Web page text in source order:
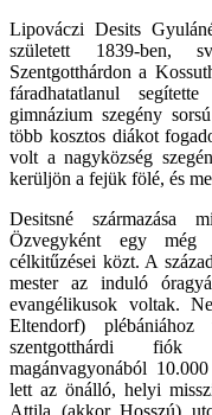
Lipováczi Desits
született 1839-ben,
Szentgotthárdon a
fáradhatatlanul
gimnázium szegény
több kosztos diákot
volt a nagyközség
kerüljön a fejük fölé, és
Desitsné származása
Özvegyként egy még
célkitűzései közt. A
mester az induló
evangélikusok voltak.
Eltendorf)
szentgotthárdi fiók
magánvagyonából
lett az önálló, helyi
Attila (akkor Hosszú)